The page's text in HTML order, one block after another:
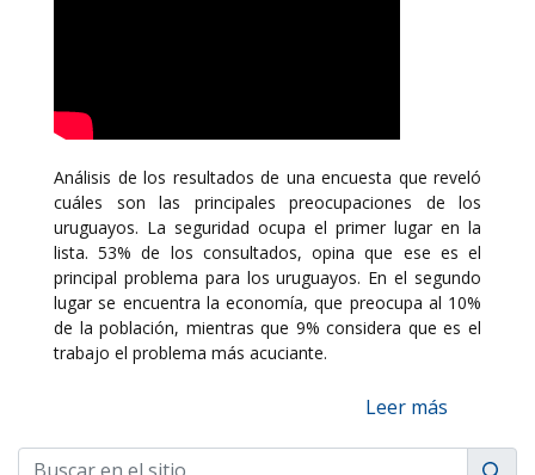
Análisis de los resultados de una encuesta que reveló
cuáles son las principales preocupaciones de los
uruguayos. La seguridad ocupa el primer lugar en la
lista. 53% de los consultados, opina que ese es el
principal problema para los uruguayos. En el segundo
lugar se encuentra la economía, que preocupa al 10%
de la población, mientras que 9% considera que es el
trabajo el problema más acuciante.
Leer más